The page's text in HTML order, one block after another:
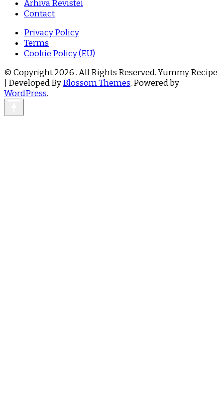
Arhiva Revistei
Contact
Privacy Policy
Terms
Cookie Policy (EU)
© Copyright 2026. All Rights Reserved.Yummy Recipe
| Developed ByBlossom Themes. Powered by
WordPress.